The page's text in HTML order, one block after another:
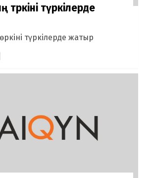
төркіні түркілерде
түркілерде жатыр